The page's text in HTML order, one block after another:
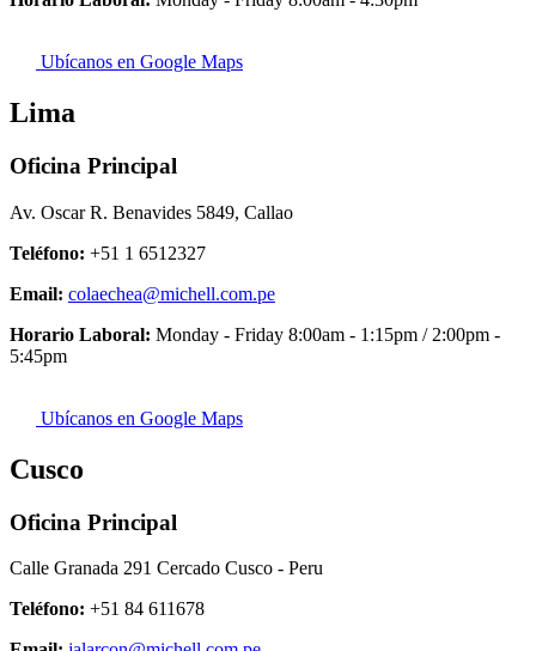
Ubícanos en Google Maps
Lima
Oficina Principal
Av. Oscar R. Benavides 5849, Callao
Teléfono: +51 1 6512327
Email: colaechea@michell.com.pe
Horario Laboral: Monday - Friday 8:00am - 1:15pm / 2:00pm -
5:45pm
Ubícanos en Google Maps
Cusco
Oficina Principal
Calle Granada 291 Cercado Cusco - Peru
Teléfono: +51 84 611678